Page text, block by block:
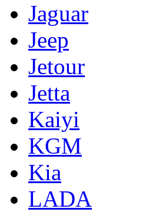
Jaguar
Jeep
Jetour
Jetta
Kaiyi
KGM
Kia
LADA